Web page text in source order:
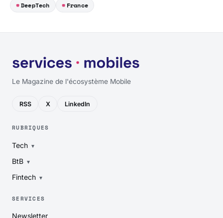
DeepTech
France
Le Magazine de l'écosystème Mobile
RSS X LinkedIn
RUBRIQUES
Tech
BtB
Fintech
SERVICES
Newsletter